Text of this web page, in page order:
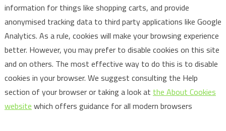
information for things like shopping carts, and provide
anonymised tracking data to third party applications like Google
Analytics. As a rule, cookies will make your browsing experience
better. However, you may prefer to disable cookies on this site
and on others. The most effective way to do this is to disable
cookies in your browser. We suggest consulting the Help
section of your browser or taking a look at the About Cookies
website which offers guidance for all modern browsers